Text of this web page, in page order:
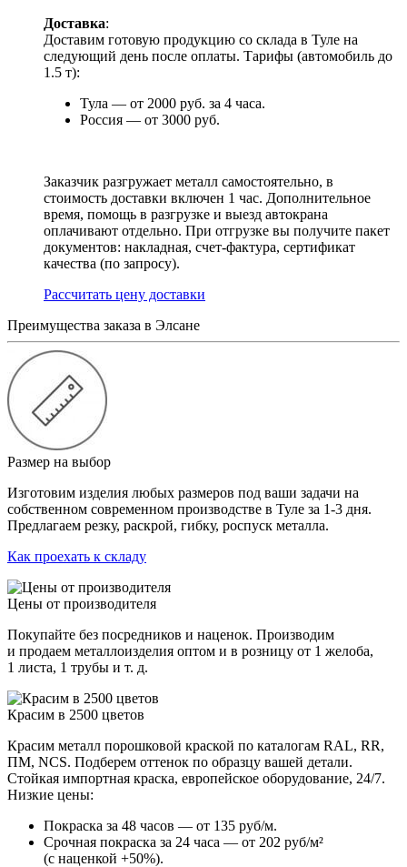
Доставка:
Доставим готовую продукцию со склада в Туле на
следующий день после оплаты. Тарифы (автомобиль до
1.5 т):
Тула — от 2000 руб. за 4 часа.
Россия — от 3000 руб.
Заказчик разгружает металл самостоятельно, в
стоимость доставки включен 1 час. Дополнительное
время, помощь в разгрузке и выезд автокрана
оплачивают отдельно. При отгрузке вы получите пакет
документов: накладная, счет-фактура, сертификат
качества (по запросу).
Раcсчитать цену доставки
Преимущества заказа в Элсане
Размер на выбор
Изготовим изделия любых размеров под ваши задачи на
собственном современном производстве в Туле за 1-3 дня.
Предлагаем резку, раскрой, гибку, роспуск металла.
Как проехать к складу
Цены от производителя
Покупайте без посредников и наценок. Производим
и продаем металлоизделия оптом и в розницу от 1 желоба,
1 листа, 1 трубы и т. д.
Красим в 2500 цветов
Красим металл порошковой краской по каталогам RAL, RR,
ПМ, NCS. Подберем оттенок по образцу вашей детали.
Стойкая импортная краска, европейское оборудование, 24/7.
Низкие цены:
Покраска за 48 часов — от 135 руб/м.
Срочная покраска за 24 часа — от 202 руб/м²
(с наценкой +50%).